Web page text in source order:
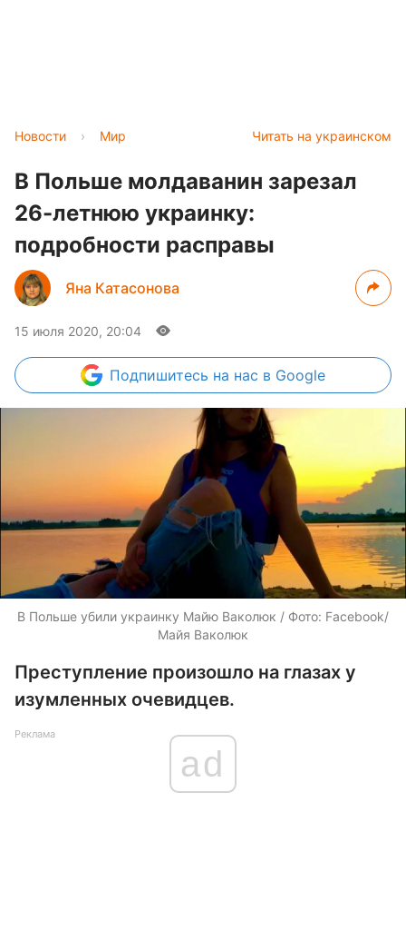
Читать на украинском
Новости › Мир
В Польше молдаванин зарезал
26-летнюю украинку:
подробности расправы
Яна Катасонова
15 июля 2020, 20:04
Подпишитесь на нас в Google
В Польше убили украинку Майю Ваколюк / Фото: Facebook/
Майя Ваколюк
Преступление произошло на глазах у
изумленных очевидцев.
Реклама
ad